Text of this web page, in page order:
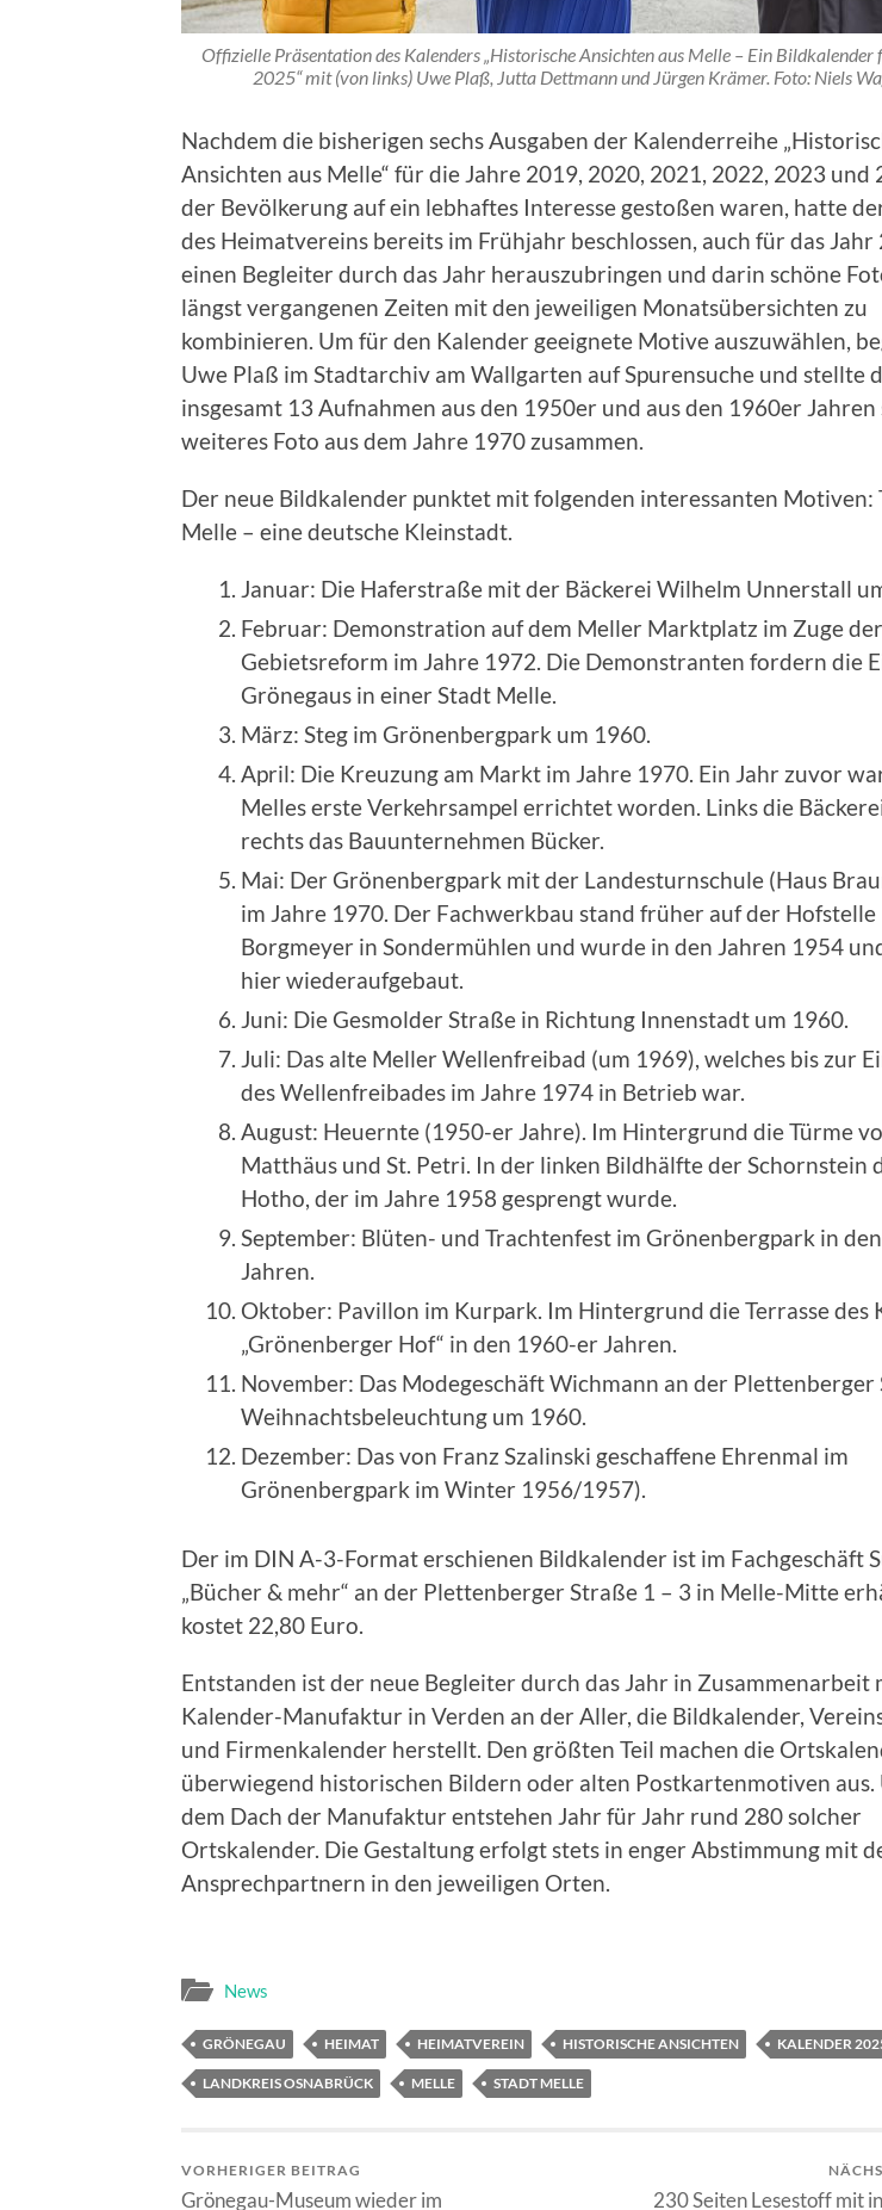
Offizielle Präsentation des Kalenders „Historische Ansichten aus Melle – Ein Bildkalender
2025“ mit (von links) Uwe Plaß, Jutta Dettmann und Jürgen Krämer. Foto: Niels
Nachdem die bisherigen sechs Ausgaben der Kalenderreihe
Ansichten aus Melle“ für die Jahre 2019, 2020, 2021, 2022, 2023 und
der Bevölkerung auf ein lebhaftes Interesse gestoßen waren, hatte
des Heimatvereins bereits im Frühjahr beschlossen, auch für das Jahr
einen Begleiter durch das Jahr herauszubringen und darin schöne
längst vergangenen Zeiten mit den jeweiligen Monatsübersichten zu
kombinieren. Um für den Kalender geeignete Motive auszuwählen,
Uwe Plaß im Stadtarchiv am Wallgarten auf Spurensuche und stellte
insgesamt 13 Aufnahmen aus den 1950er und aus den 1960er Jahren
weiteres Foto aus dem Jahre 1970 zusammen.
Der neue Bildkalender punktet mit folgenden interessanten Motiven:
Melle – eine deutsche Kleinstadt.
Januar: Die Haferstraße mit der Bäckerei Wilhelm Unnerstall
Februar: Demonstration auf dem Meller Marktplatz im Zuge der
Gebietsreform im Jahre 1972. Die Demonstranten fordern die
Grönegaus in einer Stadt Melle.
März: Steg im Grönenbergpark um 1960.
April: Die Kreuzung am Markt im Jahre 1970. Ein Jahr zuvor
Melles erste Verkehrsampel errichtet worden. Links die
rechts das Bauunternehmen Bücker.
Mai: Der Grönenbergpark mit der Landesturnschule (Haus
im Jahre 1970. Der Fachwerkbau stand früher auf der Hofstelle
Borgmeyer in Sondermühlen und wurde in den Jahren 1954
hier wiederaufgebaut.
Juni: Die Gesmolder Straße in Richtung Innenstadt um 1960.
Juli: Das alte Meller Wellenfreibad (um 1969), welches bis zur
des Wellenfreibades im Jahre 1974 in Betrieb war.
August: Heuernte (1950-er Jahre). Im Hintergrund die Türme
Matthäus und St. Petri. In der linken Bildhälfte der Schornstein
Hotho, der im Jahre 1958 gesprengt wurde.
September: Blüten- und Trachtenfest im Grönenbergpark in
Jahren.
Oktober: Pavillon im Kurpark. Im Hintergrund die Terrasse des
„Grönenberger Hof“ in den 1960-er Jahren.
November: Das Modegeschäft Wichmann an der
Weihnachtsbeleuchtung um 1960.
Dezember: Das von Franz Szalinski geschaffene Ehrenmal im
Grönenbergpark im Winter 1956/1957).
Der im DIN A-3-Format erschienen Bildkalender ist im Fachgeschäft
„Bücher & mehr“ an der Plettenberger Straße 1 – 3 in Melle-Mitte
kostet 22,80 Euro.
Entstanden ist der neue Begleiter durch das Jahr in Zusammenarbeit
Kalender-Manufaktur in Verden an der Aller, die Bildkalender,
und Firmenkalender herstellt. Den größten Teil machen die
überwiegend historischen Bildern oder alten Postkartenmotiven aus.
dem Dach der Manufaktur entstehen Jahr für Jahr rund 280 solcher
Ortskalender. Die Gestaltung erfolgt stets in enger Abstimmung mit
Ansprechpartnern in den jeweiligen Orten.
News
GRÖNEGAU HEIMAT HEIMATVEREIN HISTORISCHE ANSICHTEN KALENDER
LANDKREIS OSNABRÜCK MELLE STADT MELLE
VORHERIGER BEITRAG
Grönegau-Museum wieder im 230 Seiten Lesestoff mit